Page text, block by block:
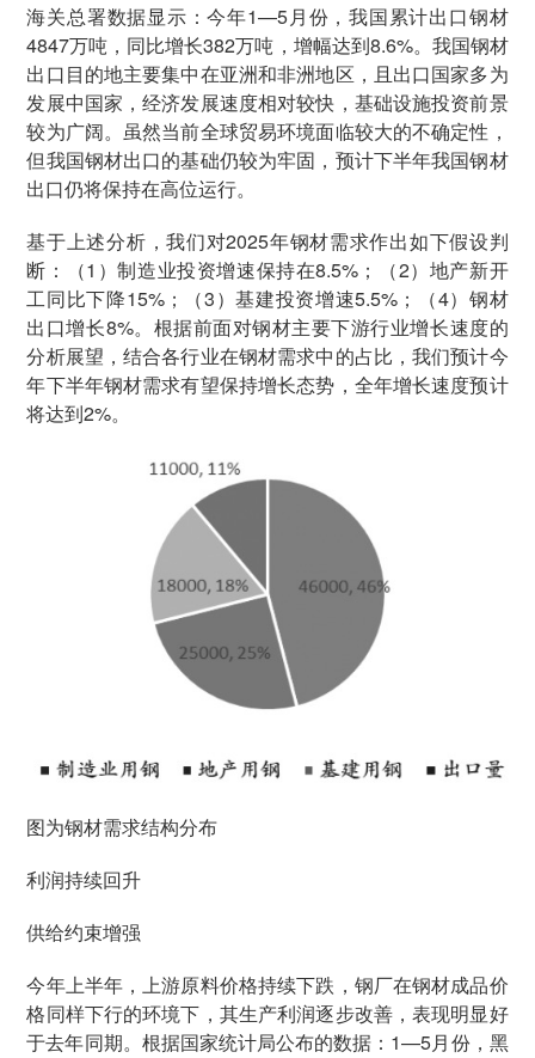
海关总署数据显示：今年1—5月份，我国累计出口钢材
4847万吨，同比增长382万吨，增幅达到8.6%。我国钢材
出口目的地主要集中在亚洲和非洲地区，且出口国家多为
发展中国家，经济发展速度相对较快，基础设施投资前景
较为广阔。虽然当前全球贸易环境面临较大的不确定性，
但我国钢材出口的基础仍较为牢固，预计下半年我国钢材
出口仍将保持在高位运行。
基于上述分析，我们对2025年钢材需求作出如下假设判
断：（1）制造业投资增速保持在8.5%；（2）地产新开
工同比下降15%；（3）基建投资增速5.5%；（4）钢材
出口增长8%。根据前面对钢材主要下游行业增长速度的
分析展望，结合各行业在钢材需求中的占比，我们预计今
年下半年钢材需求有望保持增长态势，全年增长速度预计
将达到2%。
图为钢材需求结构分布
利润持续回升
供给约束增强
今年上半年，上游原料价格持续下跌，钢厂在钢材成品价
格同样下行的环境下，其生产利润逐步改善，表现明显好
于去年同期。根据国家统计局公布的数据：1—5月份，黑